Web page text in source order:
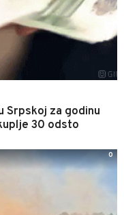
Srpskoj za godinu
30 odsto
0